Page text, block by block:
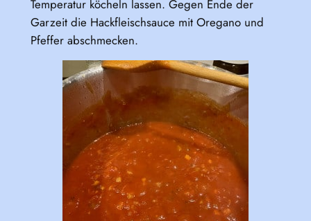
Temperatur köcheln lassen. Gegen Ende der
Garzeit die Hackfleischsauce mit Oregano und
Pfeffer abschmecken.